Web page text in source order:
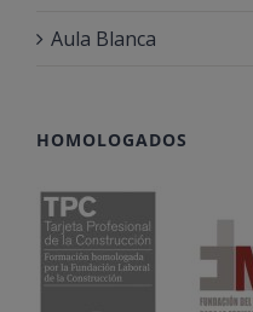
Aula Blanca
HOMOLOGADOS